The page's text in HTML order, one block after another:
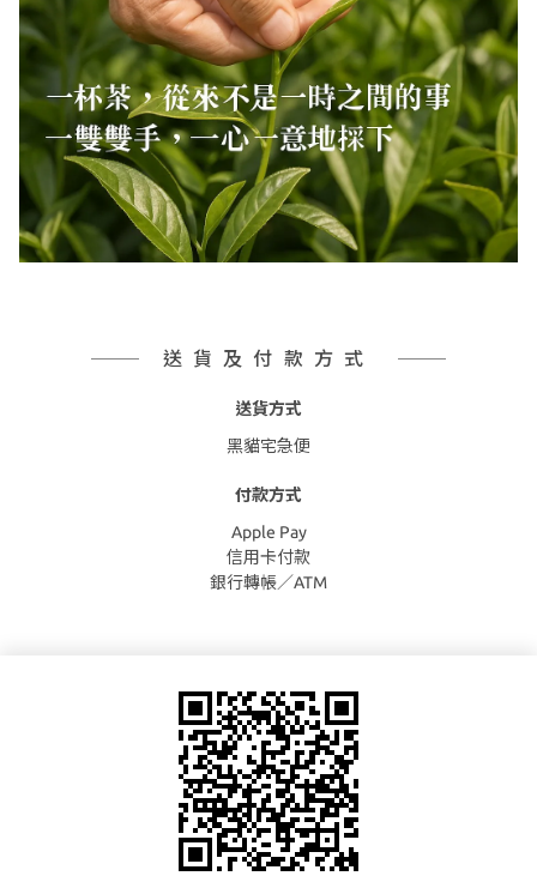
送貨及付款方式
送貨方式
黑貓宅急便
付款方式
Apple Pay
信用卡付款
銀行轉帳／ATM